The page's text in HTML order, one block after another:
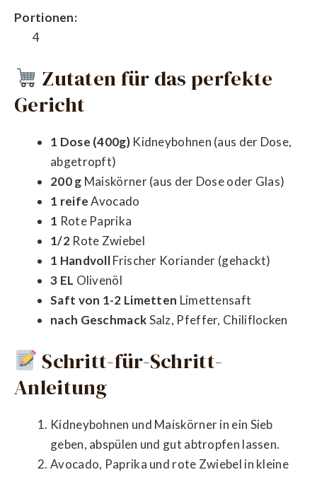
Portionen:
4
Zutaten für das perfekte
Gericht
1 Dose (400g)Kidneybohnen (aus der Dose,
abgetropft)
200 g Maiskörner (aus der Dose oder Glas)
1 reifeAvocado
1 Rote Paprika
1/2Rote Zwiebel
1 HandvollFrischer Koriander (gehackt)
3 EL Olivenöl
Saft von 1-2 Limetten Limettensaft
nach GeschmackSalz, Pfeffer, Chiliflocken
Schritt-für-Schritt-
Anleitung
Kidneybohnen und Maiskörner in ein Sieb
geben, abspülen und gut abtropfen lassen.
Avocado, Paprika und rote Zwiebel in kleine